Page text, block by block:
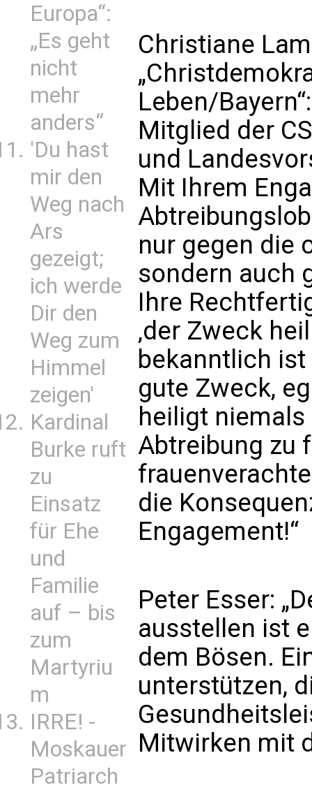
Europa“:
„Es geht
nicht
mehr
anders“
'Du hast
mir den
Weg nach
Ars
gezeigt;
ich werde
Dir den
Weg zum
Himmel
zeigen'
Kardinal
Burke ruft
zu
Einsatz
für Ehe
und
Familie
auf – bis
zum
Martyriu
m
IRRE! -
Moskauer
Patriarch
Christiane
Leben/
Mitglied der
und
Mit Ihrem
nur gegen die
sondern auch
Ihre
‚der Zweck
bekanntlich
gute Zweck,
heiligt
Abtreibung zu
die
Engagement!“
Peter Esser:
ausstellen ist
dem Bösen.
unterstützen,
Mitwirken mit